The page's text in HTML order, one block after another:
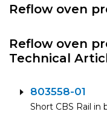
Reflow oven
Reflow oven
Technical
803558-01
Short CBS Rail in